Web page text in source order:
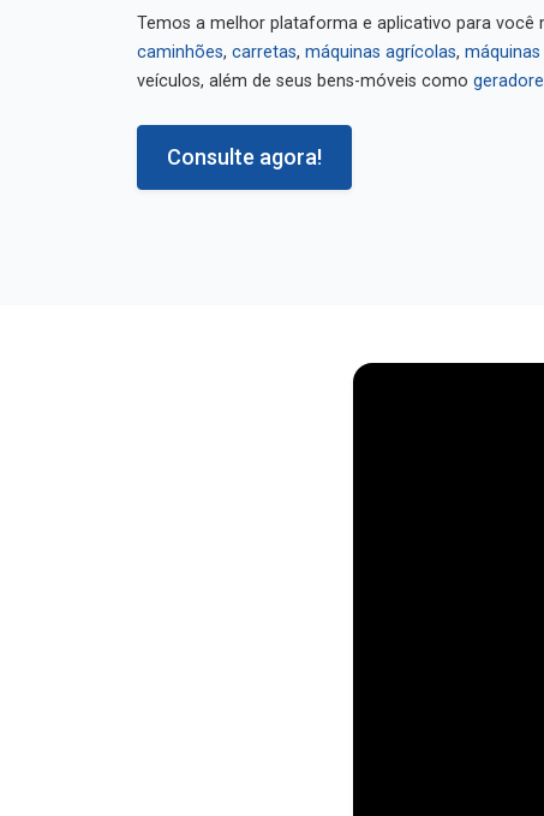
Temos a melhor plataforma e aplicativo para você
caminhões
máquinas agrícolas máquinas
veículos, além de seus bens-móveis como
Consulte agora!